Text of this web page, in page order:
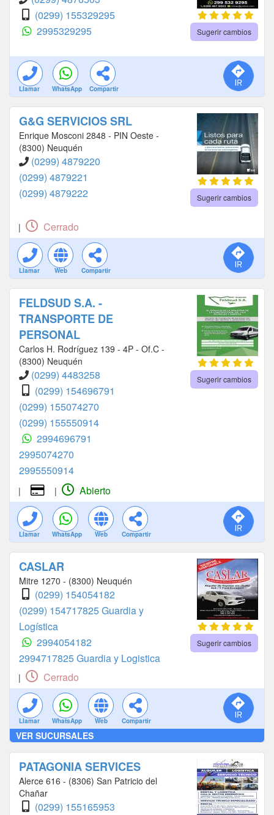
(0299) 155329295
2995329295
Sugerir cambios
Llamar WhatsApp Compartir
G&G SERVICIOS SRL
Enrique Mosconi 2848 - PIN Oeste -
(8300) Neuquén
(0299) 4879220
(0299) 4879221
(0299) 4879222
Sugerir cambios
| Cerrado
Llamar Web Compartir
FELDSUD S.A. -
TRANSPORTE DE
PERSONAL
Carlos H. Rodríguez 139 - 4P - Of.C -
(8300) Neuquén
(0299) 4483258
(0299) 154696791
(0299) 155074270
(0299) 155550914
2994696791
2995074270
2995550914
Sugerir cambios
| | Abierto
Llamar WhatsApp Web Compartir
CASLAR
Mitre 1270 - (8300) Neuquén
(0299) 154054182
(0299) 154717825 Guardia y
Logística
2994054182
2994717825 Guardia y Logistica
Sugerir cambios
| Cerrado
Llamar WhatsApp Web Compartir
VER SUCURSALES
PATAGONIA SERVICES
Alerce 616 - (8306) San Patricio del
Chañar
(0299) 155165953